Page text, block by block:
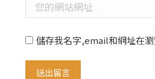
您的網站網址
儲存我名字,email和網址在
送出留言